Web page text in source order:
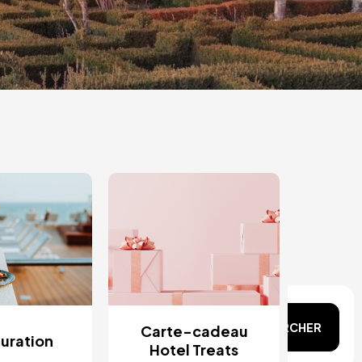
RECHERCHER
Carte-cadeau
Hotel Treats